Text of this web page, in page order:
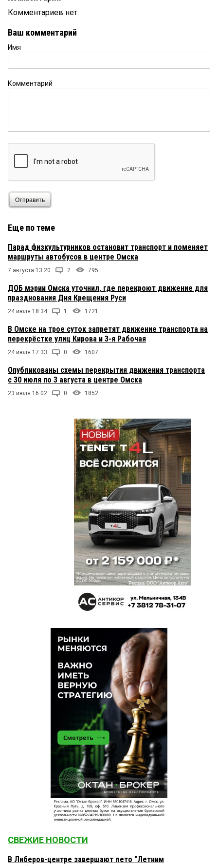
Комментариев нет.
Ваш комментарий
Имя
Комментарий
Отправить
Еще по теме
Парад физкультурников остановит транспорт и поменяет
маршруты автобусов в центре Омска
7 августа 13:20 2 795
ДОБ мэрии Омска уточнил, где перекроют движение для
празднования Дня Крещения Руси
24 июля 18:34 1 1721
В Омске на трое суток запретят движение транспорта на
перекрёстке улиц Кирова и 3-я Рабочая
24 июля 17:33 0 1607
Опубликованы схемы перекрытия движения транспорта
с 30 июля по 3 августа в центре Омска
23 июля 16:02 0 1852
СВЕЖИЕ НОВОСТИ
В Либеров-центре завершают лето "Летним